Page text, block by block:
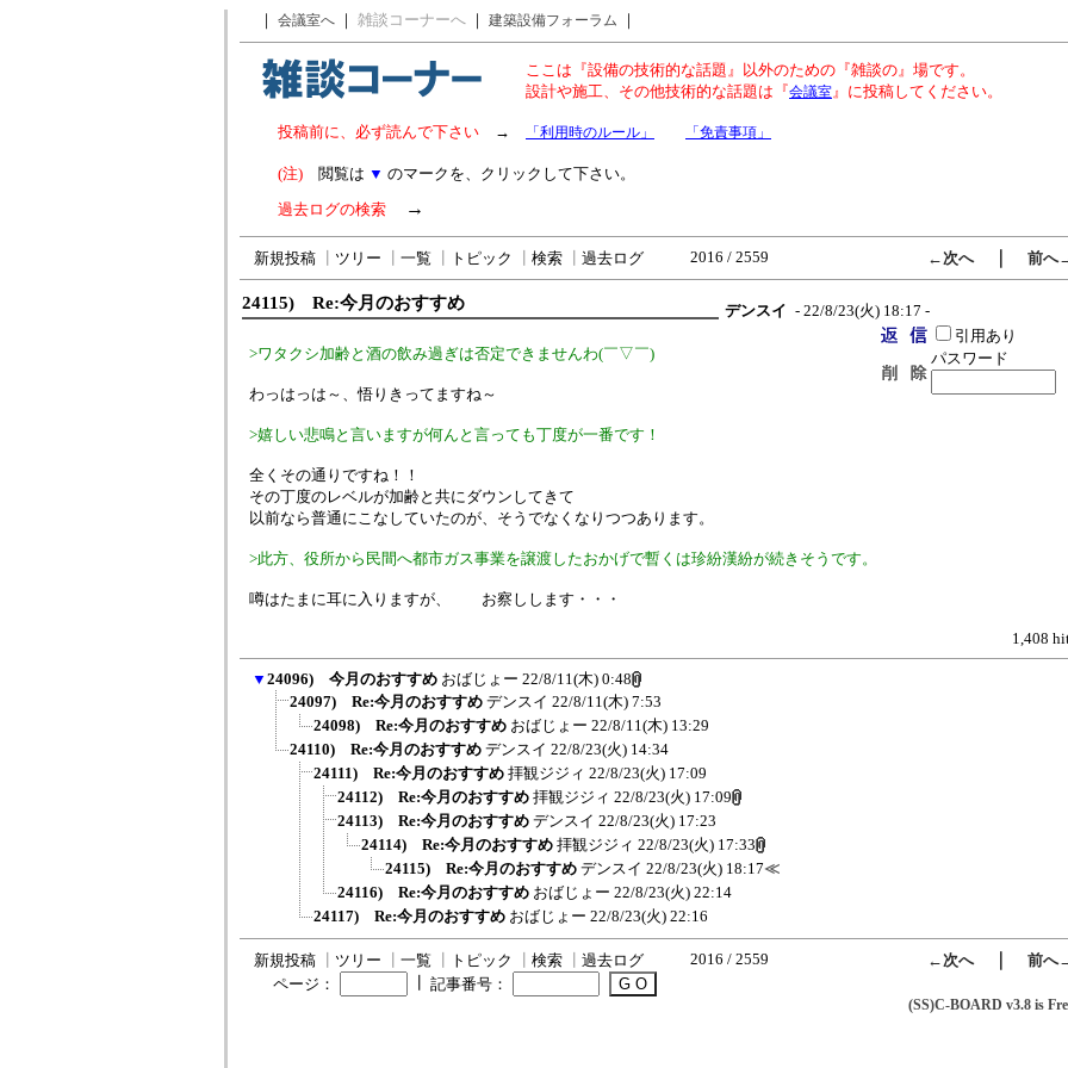
｜ 会議室へ ｜ 雑談コーナーへ ｜ 建築設備フォーラム ｜
ここは『設備の技術的な話題』以外のための『雑談の』場です。
設計や施工、その他技術的な話題は『会議室』に投稿してください。
投稿前に、必ず読んで下さい → 「利用時のルール」 「免責事項」
(注) 閲覧は ▼ のマークを、クリックして下さい。
過去ログの検索 →
新規投稿 ツリー 一覧 トピック 検索 過去ログ 2016 / 2559 ←次へ｜ 前へ
24115) Re:今月のおすすめ デンスイ - 22/8/23(火) 18:17 -
>ワタクシ加齢と酒の飲み過ぎは否定できませんわ(￣▽￣)
わっはっは～、悟りきってますね～
>嬉しい悲鳴と言いますが何んと言っても丁度が一番です！
全くその通りですね！！
その丁度のレベルが加齢と共にダウンしてきて
以前なら普通にこなしていたのが、そうでなくなりつつあります。
>此方、役所から民間へ都市ガス事業を譲渡したおかげで暫くは珍紛漢紛が続きそうです。
噂はたまに耳に入りますが、 お察しします・・・
引用あり
パスワード
1,408
▼ 24096) 今月のおすすめ おばじょー 22/8/11(木) 0:48
24097) Re:今月のおすすめ デンスイ 22/8/11(木) 7:53
24098) Re:今月のおすすめ おばじょー 22/8/11(木) 13:29
24110) Re:今月のおすすめ デンスイ 22/8/23(火) 14:34
24111) Re:今月のおすすめ 拝観ジジィ 22/8/23(火) 17:09
24112) Re:今月のおすすめ 拝観ジジィ 22/8/23(火) 17:09
24113) Re:今月のおすすめ デンスイ 22/8/23(火) 17:23
24114) Re:今月のおすすめ 拝観ジジィ 22/8/23(火) 17:33
24115) Re:今月のおすすめ デンスイ 22/8/23(火) 18:17≪
24116) Re:今月のおすすめ おばじょー 22/8/23(火) 22:14
24117) Re:今月のおすすめ おばじょー 22/8/23(火) 22:16
新規投稿 ツリー 一覧 トピック 検索 過去ログ 2016 / 2559 ←次へ｜ 前へ
ページ：
記事番号：
(SS)C-BOARD v3.8 is